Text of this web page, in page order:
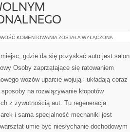
KOMENTOWANIA WIELU
DOWOLNYM
FUNKCJONALNEGO
ZOSTAŁA WYŁĄCZONA
gdzie da się pozyskać auto jest salon
Osoby zaprzątające się ratowaniem
wozów uparcie wojują i układają coraz
na rozwiązywanie kłopotów
z żywotnością aut. Tu regeneracja
i sama specjalność mechaniki jest
umie być niesłychanie dochodowym